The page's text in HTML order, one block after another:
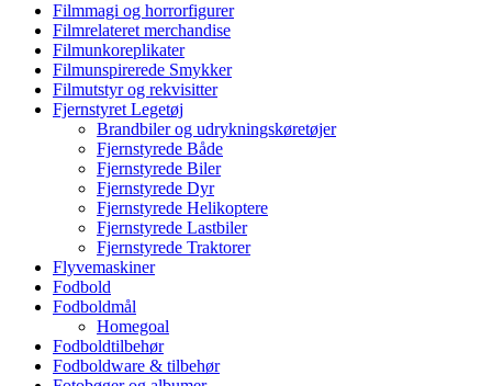
Filmmagi og horrorfigurer
Filmrelateret merchandise
Filmunkoreplikater
Filmunspirerede Smykker
Filmutstyr og rekvisitter
Fjernstyret Legetøj
Brandbiler og udrykningskøretøjer
Fjernstyrede Både
Fjernstyrede Biler
Fjernstyrede Dyr
Fjernstyrede Helikoptere
Fjernstyrede Lastbiler
Fjernstyrede Traktorer
Flyvemaskiner
Fodbold
Fodboldmål
Homegoal
Fodboldtilbehør
Fodboldware & tilbehør